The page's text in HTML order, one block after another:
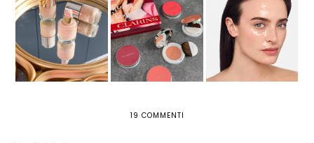
EVERLASTING
YOUTH FLUID DI
CLARINS: UN
CONCENTRATO DI
LUMINOSITÀ E
GIOVINEZZA
JOLI BLUSH: I
NUOVI BLUSH
ULTRA PIGMENTATI
DI CLARINS
MASCHERA
ALL’ACIDO
IALURONICO:
QUALE SCEGLIERE
19 COMMENTI